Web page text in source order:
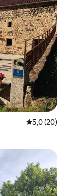
Просечна
5,0 (20)